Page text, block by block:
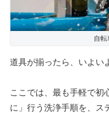
自転
道具が揃ったら、いよい
ここでは、最も手軽で初
に」行う洗浄手順を、ス